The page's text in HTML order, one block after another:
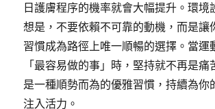
日護膚程序的機率就會大幅提升。環境
想是，不要依賴不可靠的動機，而是讓
習慣成為路徑上唯一順暢的選擇。當運
「最容易做的事」時，堅持就不再是痛
是一種順勢而為的優雅習慣，持續為你
注入活力。